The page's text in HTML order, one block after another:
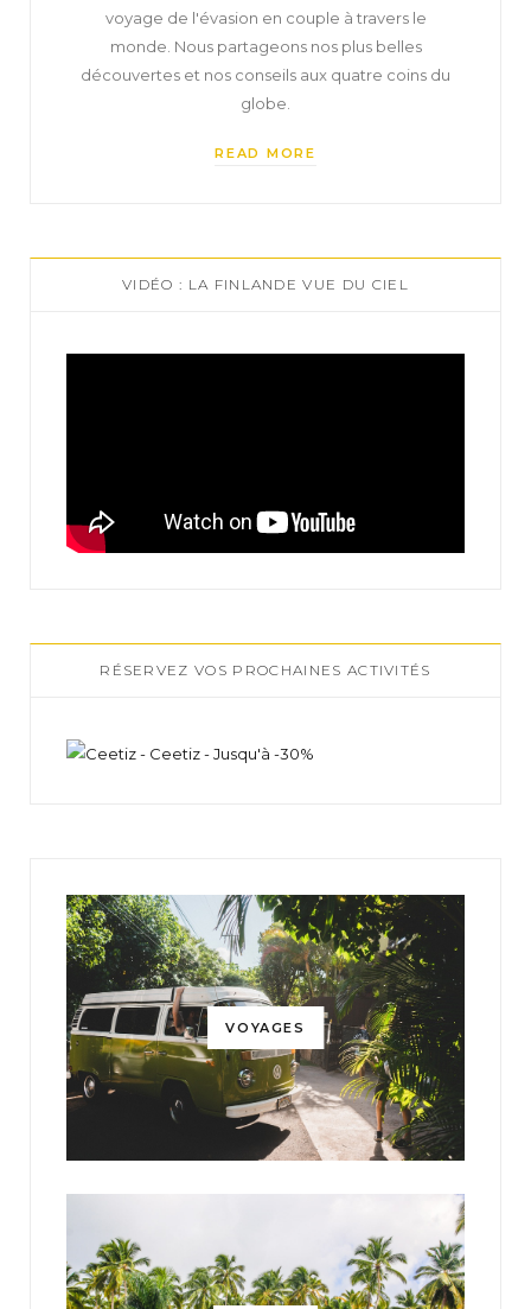
voyage de l'évasion en couple à travers le
monde. Nous partageons nos plus belles
découvertes et nos conseils aux quatre coins du
globe.
READ MORE
VIDÉO : LA FINLANDE VUE DU CIEL
RÉSERVEZ VOS PROCHAINES ACTIVITÉS
VOYAGES